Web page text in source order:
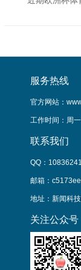
服务热线
官方网站：
工作时间：周
联系我们
QQ：
邮箱：
地址：新闻科
关注公众号